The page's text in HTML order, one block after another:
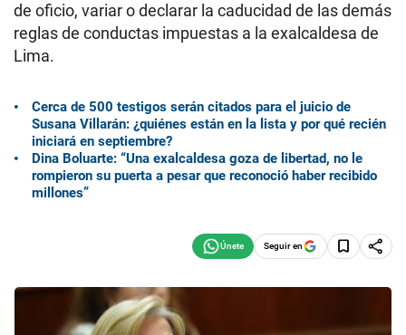
de oficio, variar o declarar la caducidad de las demás
reglas de conductas impuestas a la exalcaldesa de
Lima.
Cerca de 500 testigos serán citados para el juicio de
Susana Villarán: ¿quiénes están en la lista y por qué recién
iniciará en septiembre?
Dina Boluarte: “Una exalcaldesa goza de libertad, no le
rompieron su puerta a pesar que reconoció haber recibido
millones”
Seguir en